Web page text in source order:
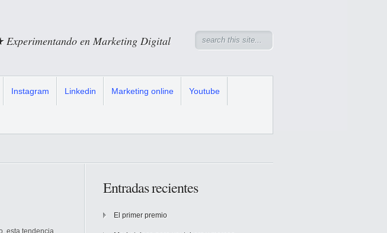
en Marketing Digital
Instagram Linkedin Marketing online Youtube
esta tendencia
Entradas recientes
El primer premio